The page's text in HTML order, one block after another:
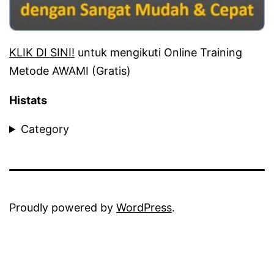
KLIK DI SINI! untuk mengikuti Online Training
Metode AWAMI (Gratis)
Histats
Category
Proudly powered by WordPress.